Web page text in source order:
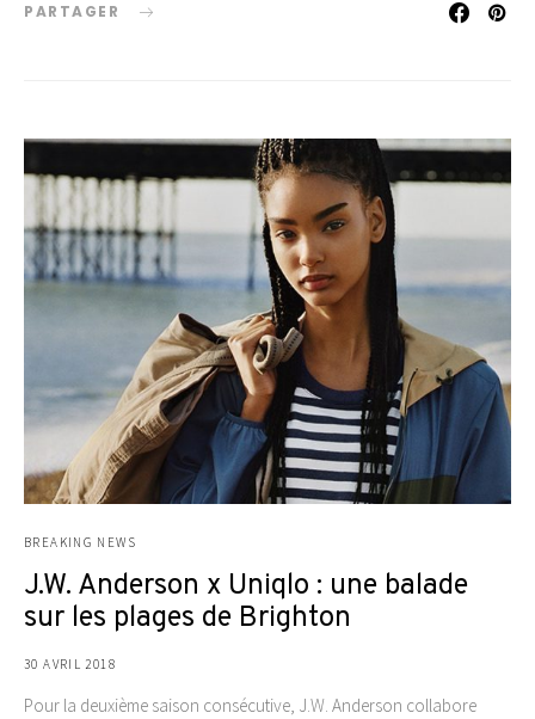
PARTAGER
BREAKING NEWS
J.W. Anderson x Uniqlo : une balade
sur les plages de Brighton
30 AVRIL 2018
Pour la deuxième saison consécutive, J.W. Anderson collabore